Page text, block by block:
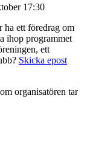
17:30
ett föredrag om
ihop programmet
ett
Skicka epost
organisatören tar